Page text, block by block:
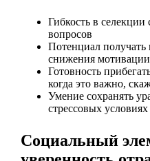
Гибкость в селекции
вопросов
Потенциал
снижения мотивации
Готовность
когда это важно,
Умение сохранять
стрессовых условиях
Социальный